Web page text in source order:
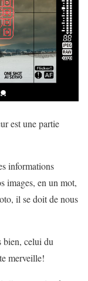
est une partie
informations
images, en un mot,
il se doit de nous
bien, celui du
merveille!